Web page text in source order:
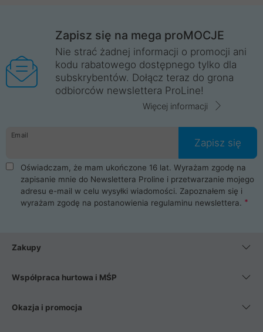
Zapisz się na mega proMOCJE
Nie strać żadnej informacji o promocji ani
kodu rabatowego dostępnego tylko dla
subskrybentów. Dołącz teraz do grona
odbiorców newslettera ProLine!
Więcej informacji
Email
Zapisz się
Oświadczam, że mam ukończone 16 lat. Wyrażam zgodę na
zapisanie mnie do Newslettera Proline i przetwarzanie mojego
adresu e-mail w celu wysyłki wiadomości. Zapoznałem się i
wyrażam zgodę na postanowienia regulaminu newslettera.
Zakupy
Współpraca hurtowa i MŚP
Okazja i promocja